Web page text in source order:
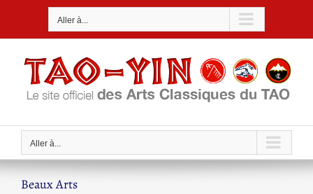
Aller à...
Aller à...
Beaux Arts